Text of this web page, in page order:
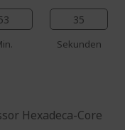
34
Sekunden
Hexadeca-Core